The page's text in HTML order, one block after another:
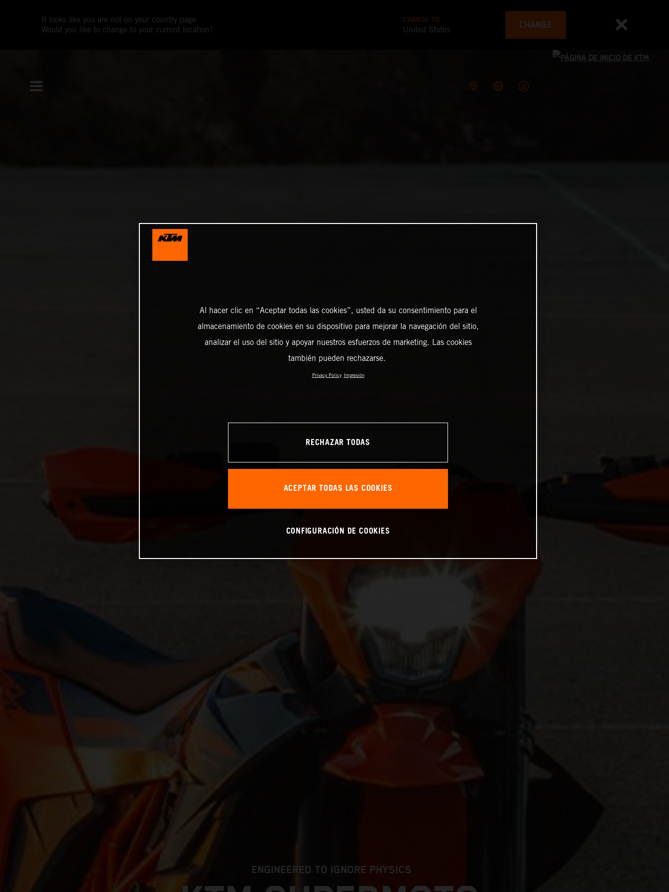
It looks like you are not on your country page.
Would you like to change to your current location?
CHANGE TO
United States CHANGE
ENGINEERED TO IGNORE PHYSICS
Al hacer clic en “Aceptar todas las cookies”, usted da su consentimiento para el
almacenamiento de cookies en su dispositivo para mejorar la navegación del sitio,
analizar el uso del sitio y apoyar nuestros esfuerzos de marketing. Las cookies
también pueden rechazarse.
Privacy Policy Impresión
RECHAZAR TODAS
ACEPTAR TODAS LAS COOKIES
CONFIGURACIÓN DE COOKIES